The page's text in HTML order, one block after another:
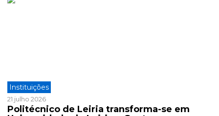
Instituições
21 julho 2026
Politécnico de Leiria transforma-se em